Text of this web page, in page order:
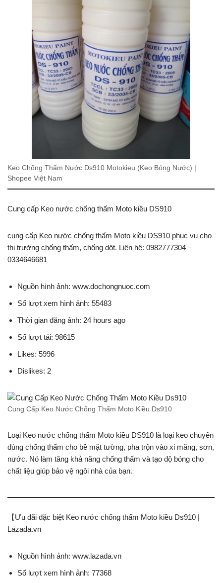
Keo Chống Thấm Nước Ds910 Motokieu (Keo Bóng Nước) |
Shopee Việt Nam
Cung cấp Keo nước chống thấm Moto kiều DS910
cung cấp Keo nước chống thấm Moto kiều DS910 phục vụ cho
thị trường chống thấm, chống dột. Liên hệ: 0982777304 –
0334646681
Nguồn hình ảnh: www.dochongnuoc.com
Số lượt xem hình ảnh: 55483
Thời gian đăng ảnh: 24 hours ago
Số lượt tải: 98615
Likes: 5996
Dislikes: 2
Cung Cấp Keo Nước Chống Thấm Moto Kiều Ds910
Loại Keo nước chống thấm Moto kiều DS910 là loại keo chuyên
dùng chống thấm cho bề mặt tường, pha trộn vào xi măng, sơn,
nước. Nó làm tăng khả năng chống thấm và tạo độ bóng cho
chất liệu giúp bảo vệ ngôi nhà của bạn.
【Ưu đãi đặc biệt Keo nước chống thấm Moto kiều Ds910 |
Lazada.vn
Nguồn hình ảnh: www.lazada.vn
Số lượt xem hình ảnh: 77368